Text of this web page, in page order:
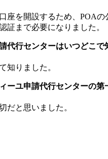
座を開設するため、POAの
証まで必要になりました。
代行センターはいつどこで
知りました。
ーユ申請代行センターの第
だと思いました。